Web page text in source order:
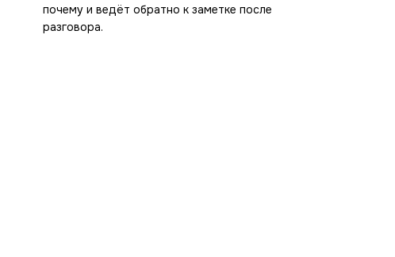
почему и ведёт обратно к заметке после
разговора.